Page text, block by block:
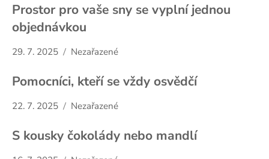
Prostor pro vaše sny se vyplní jednou
objednávkou
29. 7. 2025 Nezařazené
Pomocníci, kteří se vždy osvědčí
22. 7. 2025 Nezařazené
S kousky čokolády nebo mandlí